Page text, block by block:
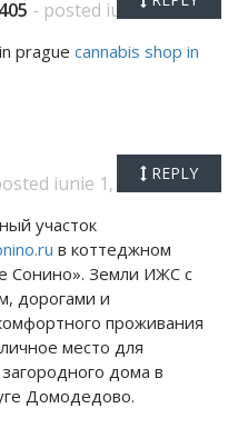
- posted iunie 1, 2026
prague cannabis shop in
iunie 1, 2026
участок
в коттеджном
Сонино». Земли ИЖС с
дорогами и
проживания
место для
дома в
Домодедово.
REPLY